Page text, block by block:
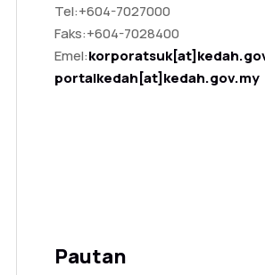
Tel:+604-7027000
Faks:+604-7028400
Emel:
portalkedah[at]kedah.gov.my
Pautan